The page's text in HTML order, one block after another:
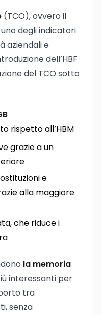
(TCO), ovvero il
degli indicatori
aziendali e
dell’HBF
del TCO sotto
rispetto all’HBM
grazie a un
e
alla maggiore
che riduce i
la memoria
interessanti per
tra
senza